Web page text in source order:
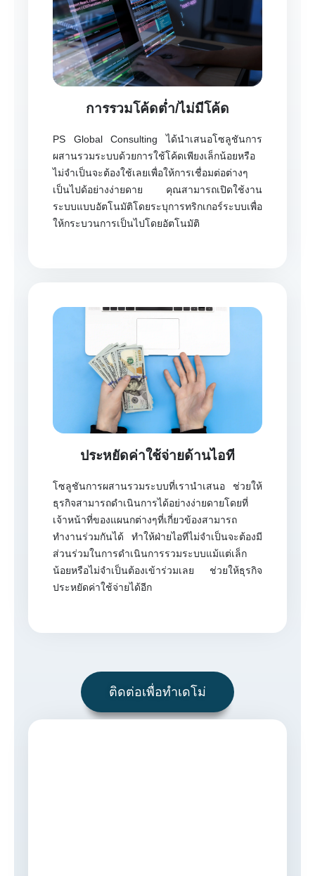
การรวมโค้ดต่ำ/ไม่มีโค้ด
PS Global Consulting ได้นำเสนอโซลูชันการ
ผสานรวมระบบด้วยการใช้โค้ดเพียงเล็กน้อยหรือ
ไม่จำเป็นจะต้องใช้เลยเพื่อให้การเชื่อมต่อต่างๆ
เป็นไปด้อย่างง่ายดาย คุณสามารถเปิดใช้งาน
ระบบแบบอัตโนมัติโดยระบุการทริกเกอร์ระบบเพื่อ
ให้กระบวนการเป็นไปโดยอัตโนมัติ
ประหยัดค่าใช้จ่ายด้านไอที
โซลูชันการผสานรวมระบบที่เรานำเสนอ ช่วยให้
ธุรกิจสามารถดำเนินการได้อย่างง่ายดายโดยที่
เจ้าหน้าที่ของแผนกต่างๆที่เกี่ยวข้องสามารถ
ทำงานร่วมกันได้ ทำให้ฝ่ายไอทีไม่จำเป็นจะต้องมี
ส่วนร่วมในการดำเนินการรวมระบบแม้แต่เล็ก
น้อยหรือไม่จำเป็นต้องเข้าร่วมเลย ช่วยให้ธุรกิจ
ประหยัดค่าใช้จ่ายได้อีก
ติดต่อเพื่อทำเดโม่